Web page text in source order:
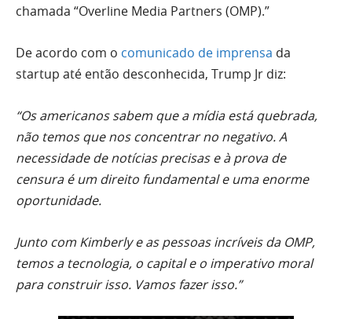
chamada “Overline Media Partners (OMP).”
De acordo com o comunicado de imprensa da
startup até então desconhecida, Trump Jr diz:
“Os americanos sabem que a mídia está quebrada,
não temos que nos concentrar no negativo. A
necessidade de notícias precisas e à prova de
censura é um direito fundamental e uma enorme
oportunidade.
Junto com Kimberly e as pessoas incríveis da OMP,
temos a tecnologia, o capital e o imperativo moral
para construir isso. Vamos fazer isso.”